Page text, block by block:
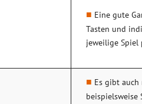
Eine gute
Tasten und
jeweilige Spiel
Es gibt
beispielsweise